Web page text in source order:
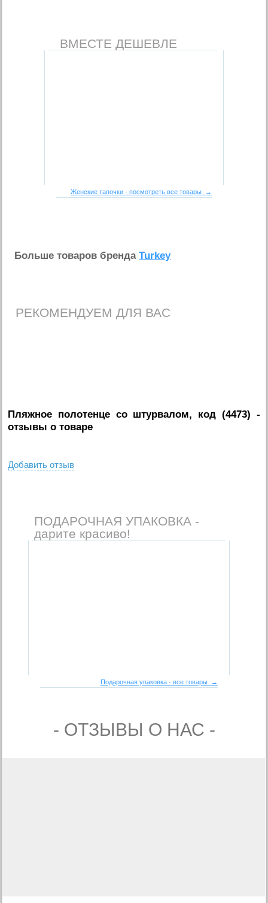
ВМЕСТЕ ДЕШЕВЛЕ
Женские тапочки - посмотреть все товары →
Больше товаров брендаTurkey
РЕКОМЕНДУЕМ ДЛЯ ВАС
Пляжное полотенце со штурвалом, код (4473) -
отзывы о товаре
Добавить отзыв
ПОДАРОЧНАЯ УПАКОВКА -
дарите красиво!
Подарочная упаковка - все товары →
- ОТЗЫВЫ О НАС -